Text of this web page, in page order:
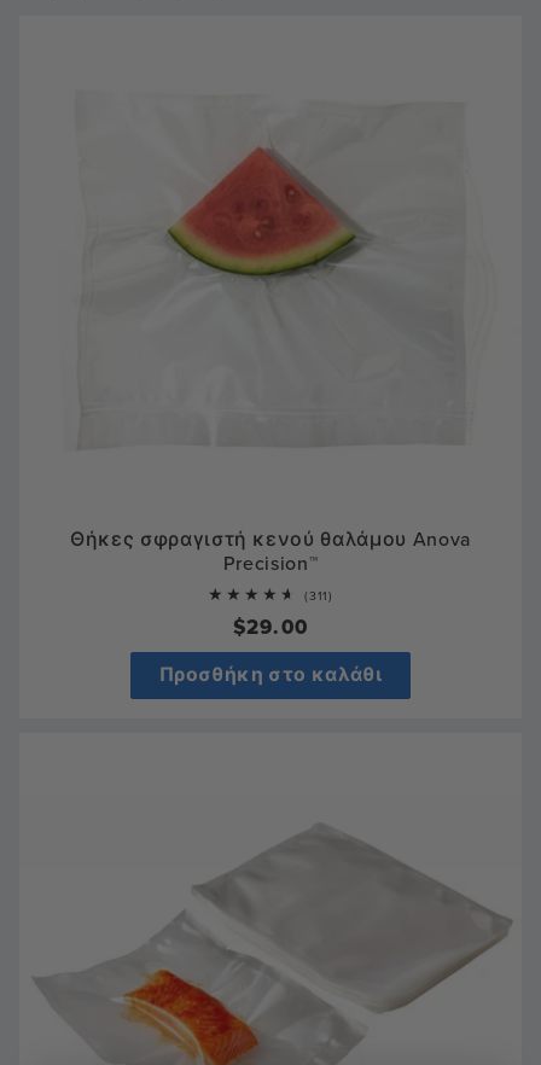
Θήκες σφραγιστή κενού θαλάμου Anova
Precision™
(311)
Κανονική
τιμή
$29.00
Προσθήκη στο καλάθι